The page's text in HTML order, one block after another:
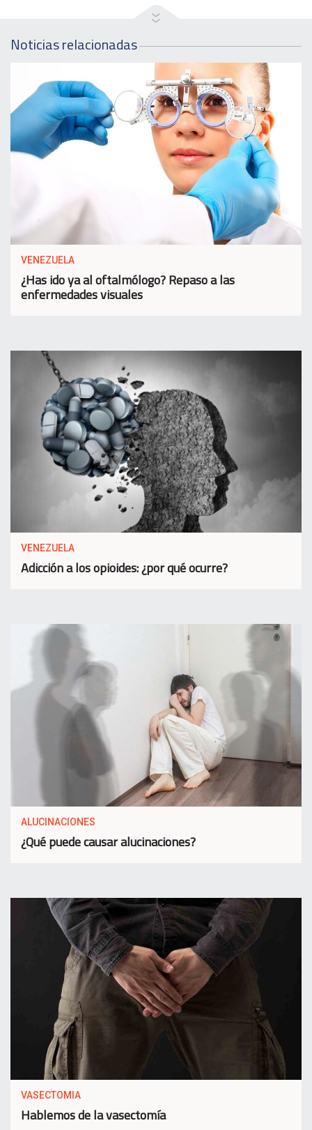
Noticias relacionadas
VENEZUELA
¿Has ido ya al oftalmólogo? Repaso a las
enfermedades visuales
VENEZUELA
Adicción a los opioides: ¿por qué ocurre?
ALUCINACIONES
¿Qué puede causar alucinaciones?
VASECTOMIA
Hablemos de la vasectomía